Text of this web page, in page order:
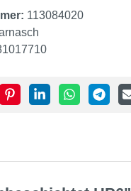
113084020